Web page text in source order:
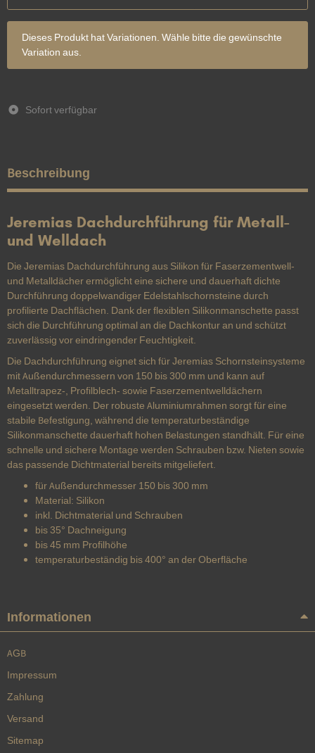
x
Dieses Produkt hat Variationen. Wähle bitte die gewünschte
Variation aus.
Sofort verfügbar
Beschreibung
Jeremias Dachdurchführung für Metall-
und Welldach
Die Jeremias Dachdurchführung aus Silikon für Faserzementwell-
und Metalldächer ermöglicht eine sichere und dauerhaft dichte
Durchführung doppelwandiger Edelstahlschornsteine durch
profilierte Dachflächen. Dank der flexiblen Silikonmanschette passt
sich die Durchführung optimal an die Dachkontur an und schützt
zuverlässig vor eindringender Feuchtigkeit.
Die Dachdurchführung eignet sich für Jeremias Schornsteinsysteme
mit Außendurchmessern von 150 bis 300 mm und kann auf
Metalltrapez-, Profilblech- sowie Faserzementwelldächern
eingesetzt werden. Der robuste Aluminiumrahmen sorgt für eine
stabile Befestigung, während die temperaturbeständige
Silikonmanschette dauerhaft hohen Belastungen standhält. Für eine
schnelle und sichere Montage werden Schrauben bzw. Nieten sowie
das passende Dichtmaterial bereits mitgeliefert.
für Außendurchmesser 150 bis 300 mm
Material: Silikon
inkl. Dichtmaterial und Schrauben
bis 35° Dachneigung
bis 45 mm Profilhöhe
temperaturbeständig bis 400° an der Oberfläche
Informationen
AGB
Impressum
Zahlung
Versand
Sitemap